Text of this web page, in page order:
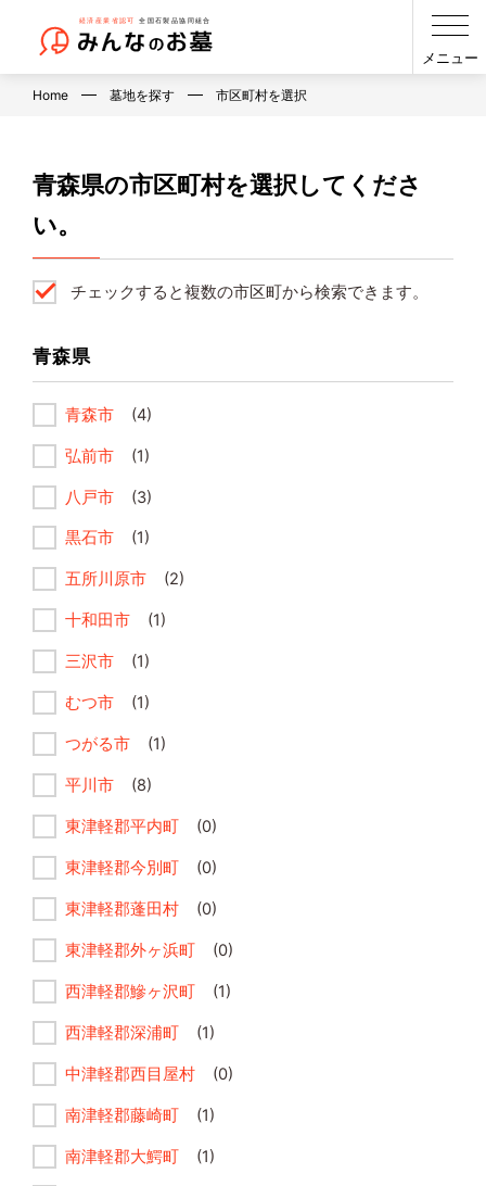
メニュー
Home 墓地を探す 市区町村を選択
青森県の市区町村を選択してくださ
い。
チェックすると複数の市区町から検索できます。
青森県
青森市 (4)
弘前市 (1)
八戸市 (3)
黒石市 (1)
五所川原市 (2)
十和田市 (1)
三沢市 (1)
むつ市 (1)
つがる市 (1)
平川市 (8)
東津軽郡平内町 (0)
東津軽郡今別町 (0)
東津軽郡蓬田村 (0)
東津軽郡外ヶ浜町 (0)
西津軽郡鰺ヶ沢町 (1)
西津軽郡深浦町 (1)
中津軽郡西目屋村 (0)
南津軽郡藤崎町 (1)
南津軽郡大鰐町 (1)